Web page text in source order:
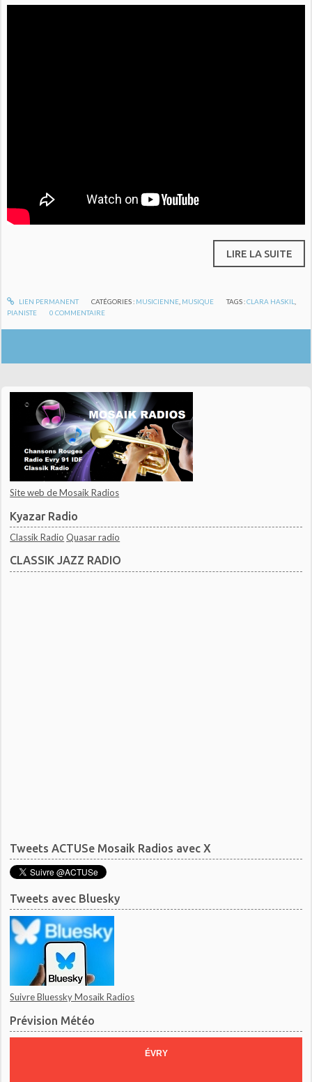
LIRE LA SUITE
LIEN PERMANENT CATÉGORIES : MUSICIENNE, MUSIQUE TAGS :CLARA HASKIL
PIANISTE
0 COMMENTAIRE
Site web de Mosaik Radios
Kyazar Radio
Classik Radio Quasar radio
CLASSIK JAZZ RADIO
Tweets ACTUSe Mosaik Radios avec X
Tweets avec Bluesky
Suivre Bluessky Mosaik Radios
Prévision Météo